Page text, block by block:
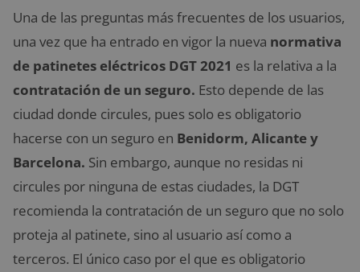
Una de las preguntas más frecuentes de los usuarios,
una vez que ha entrado en vigor la nueva normativa
de patinetes eléctricos DGT 2021 es la relativa a la
contratación de un seguro. Esto depende de las
ciudad donde circules, pues solo es obligatorio
hacerse con un seguro en Benidorm, Alicante y
Barcelona. Sin embargo, aunque no residas ni
circules por ninguna de estas ciudades, la DGT
recomienda la contratación de un seguro que no solo
proteja al patinete, sino al usuario así como a
terceros. El único caso por el que es obligatorio